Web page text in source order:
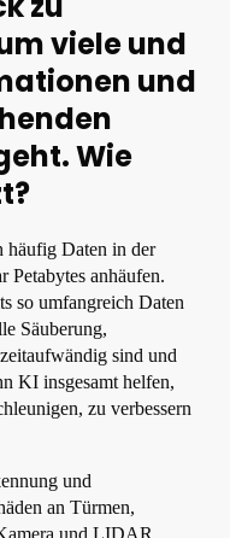
viele und
und
Wie
häufig Daten in der
Petabytes anhäufen.
so umfangreich Daten
Säuberung,
sind und
KI insgesamt helfen,
zu verbessern
und
an Türmen,
und LIDAR